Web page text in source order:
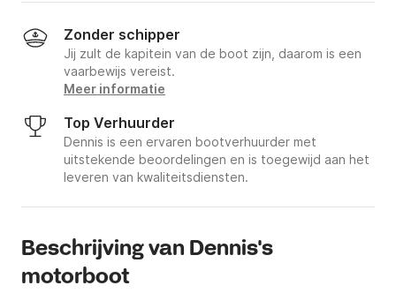
Zonder schipper
Jij zult de kapitein van de boot zijn, daarom is een
vaarbewijs vereist.
Meer informatie
Top Verhuurder
Dennis is een ervaren bootverhuurder met
uitstekende beoordelingen en is toegewijd aan het
leveren van kwaliteitsdiensten.
Beschrijving van Dennis's
motorboot